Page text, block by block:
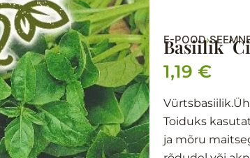
E-POOD›
Basiilik
1,19 €
Toiduks
ja mõru